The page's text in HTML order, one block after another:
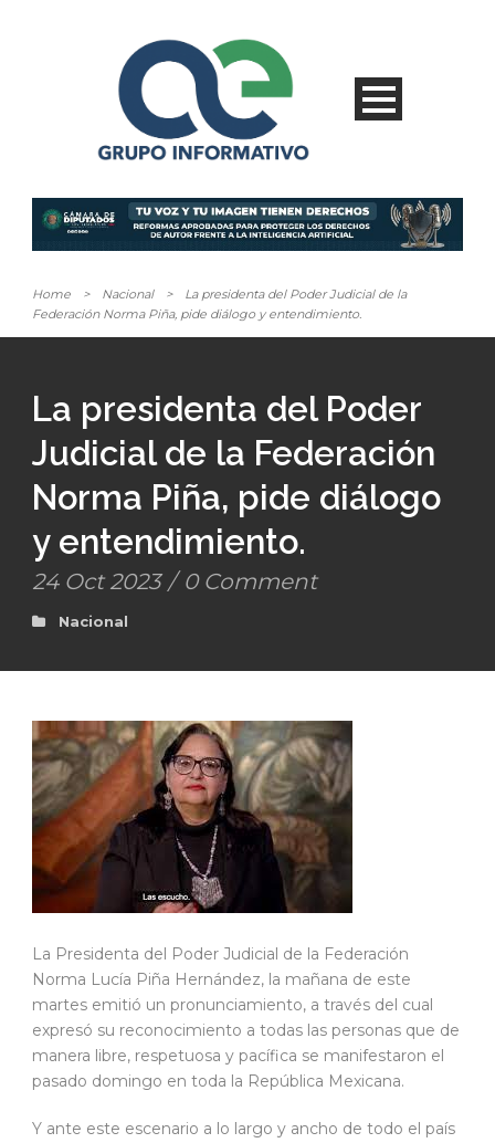
Home > Nacional >
La presidenta del Poder Judicial de la
Federación Norma Piña, pide diálogo y entendimiento.
La presidenta del Poder
Judicial de la Federación
Norma Piña, pide diálogo
y entendimiento.
24 Oct 2023 / 0 Comment
Nacional
La Presidenta del Poder Judicial de la Federación
Norma Lucía Piña Hernández, la mañana de este
martes emitió un pronunciamiento, a través del cual
expresó su reconocimiento a todas las personas que de
manera libre, respetuosa y pacífica se manifestaron el
pasado domingo en toda la República Mexicana.
Y ante este escenario a lo largo y ancho de todo el país